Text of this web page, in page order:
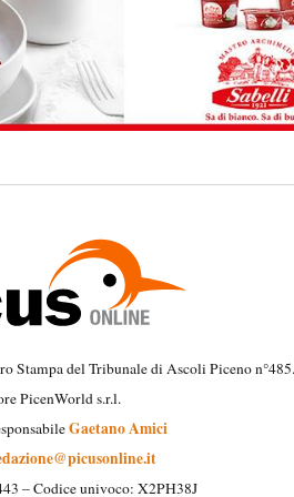
Stampa del Tribunale di Ascoli Piceno n°485.
PicenWorld s.r.l.
Gaetano Amici
– Codice univoco: X2PH38J